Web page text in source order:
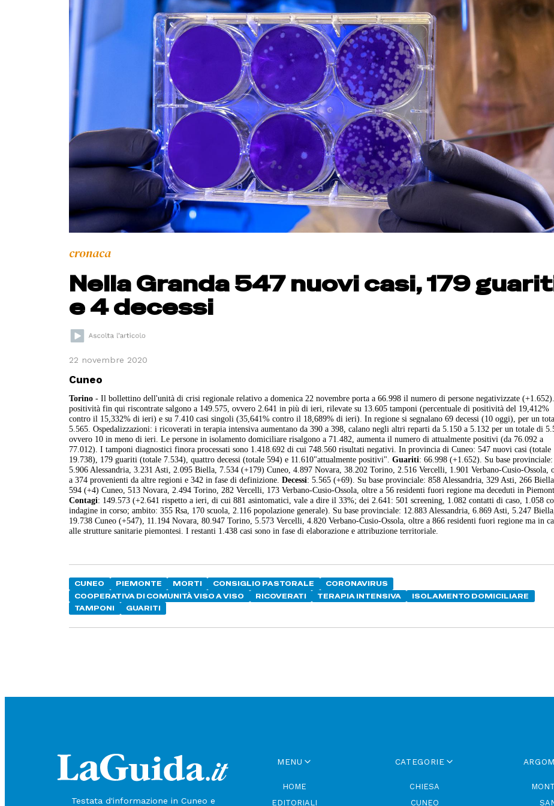
cronaca
Nella Granda 547 nuovi casi, 179
e 4 decessi
22 novembre 2020
Cuneo
Torino - Il bollettino dell'unità di crisi regionale relativo a domenica 22 novembre porta a 66.998 il numero di persone negativizzate
positività fin qui riscontrate salgono a 149.575, ovvero 2.641 in più di ieri, rilevate su 13.605 tamponi (percentuale di positività del 19,412%
contro il 15,332% di ieri) e su 7.410 casi singoli (35,641% contro il 18,689% di ieri). In regione si segnalano 69 decessi (10 oggi), per un
5.565. Ospedalizzazioni: i ricoverati in terapia intensiva aumentano da 390 a 398, calano negli altri reparti da 5.150 a 5.132 per un totale di
ovvero 10 in meno di ieri. Le persone in isolamento domiciliare risalgono a 71.482, aumenta il numero di attualmente positivi (da 76.092 a
77.012). I tamponi diagnostici finora processati sono 1.418.692 di cui 748.560 risultati negativi. In provincia di Cuneo: 547 nuovi casi (totale
19.738), 179 guariti (totale 7.534), quattro decessi (totale 594) e 11.610"attualmente positivi".Guariti: 66.998 (+1.652). Su base provinciale:
5.906 Alessandria, 3.231 Asti, 2.095 Biella, 7.534 (+179) Cuneo, 4.897 Novara, 38.202 Torino, 2.516 Vercelli, 1.901 Verbano-Cusio-Ossola,
a 374 provenienti da altre regioni e 342 in fase di definizione.Decessi: 5.565 (+69). Su base provinciale: 858 Alessandria, 329 Asti, 266
594 (+4) Cuneo, 513 Novara, 2.494 Torino, 282 Vercelli, 173 Verbano-Cusio-Ossola, oltre a 56 residenti fuori regione ma deceduti in
Contagi: 149.573 (+2.641 rispetto a ieri, di cui 881 asintomatici, vale a dire il 33%; dei 2.641: 501 screening, 1.082 contatti di caso, 1.058
indagine in corso; ambito: 355 Rsa, 170 scuola, 2.116 popolazione generale). Su base provinciale: 12.883 Alessandria, 6.869 Asti, 5.247
19.738 Cuneo (+547), 11.194 Novara, 80.947 Torino, 5.573 Vercelli, 4.820 Verbano-Cusio-Ossola, oltre a 866 residenti fuori regione ma in
alle strutture sanitarie piemontesi. I restanti 1.438 casi sono in fase di elaborazione e attribuzione territoriale.
CUNEO PIEMONTE MORTI CONSIGLIO PASTORALE
CORONAVIRUS
COOPERATIVA DI COMUNITÀ VISO A VISO
RICOVERATI TERAPIA INTENSIVA
ISOLAMENTO DOMICILIARE
TAMPONI
GUARITI
Testata d'informazione in Cuneo e
MENU
HOME
EDITORIALI
CATEGORIE
CHIESA
CUNEO